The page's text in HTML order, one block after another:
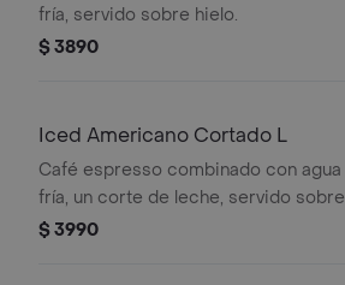
fría, servido sobre hielo.
$ 3890
Iced Americano Cortado L
Café espresso combinado con agua
fría, un corte de leche, servido sobre
hielo.
$ 3990